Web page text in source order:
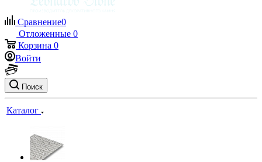
Сравнение0
Отложенные 0
Корзина 0
Войти
Поиск
Каталог